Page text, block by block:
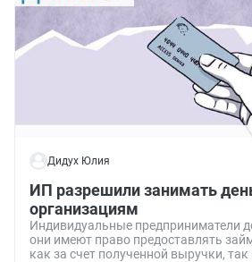
Дидух Юлия
ИП разрешили занимать
организациям
Индивидуальные предприниматели
они имеют право предоставлять
как за счет полученной выручки, так